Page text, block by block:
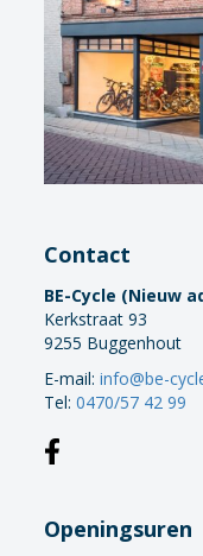
Contact
BE-Cycle (Nieuw
Kerkstraat 93
9255 Buggenhout
E-mail:info@be-
Tel:0470/57 42 99
Openingsuren